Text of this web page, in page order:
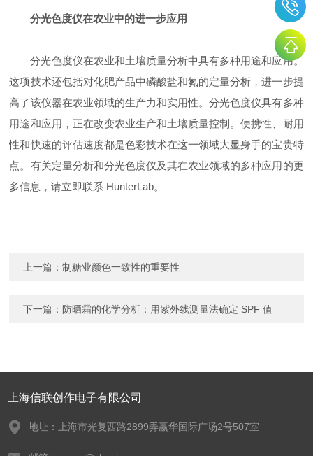
分光色度仪在农业中的进一步应用
分光色度仪在农业和土壤质量分析中具有多种用途和应用。
这项技术还包括对化肥产品中磷酸盐和氮的定量分析，进一步提
高了该仪器在农业领域的生产力和实用性。分光色度仪具有多种
用途和应用，正在改变农业生产和土壤质量控制。便携性、耐用
性和快速的评估速度都是色彩技术在这一领域大显身手的宝贵特
点。有关定量分析和分光色度仪及其在农业领域的多种应用的更
多信息，请立即联系 HunterLab。
上一篇：制糖业颜色一致性的重要性
下一篇： 防晒霜的化学分析：用紫外线测量法确定 SPF 值
上海信联创作电子有限公司
地址：上海市光复西路2899弄赢华国际广场2号507室